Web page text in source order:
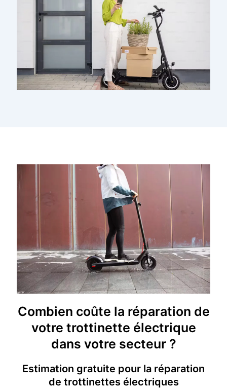
Combien coûte la réparation de
votre trottinette électrique
dans votre secteur ?
Estimation gratuite pour la réparation
de trottinettes électriques